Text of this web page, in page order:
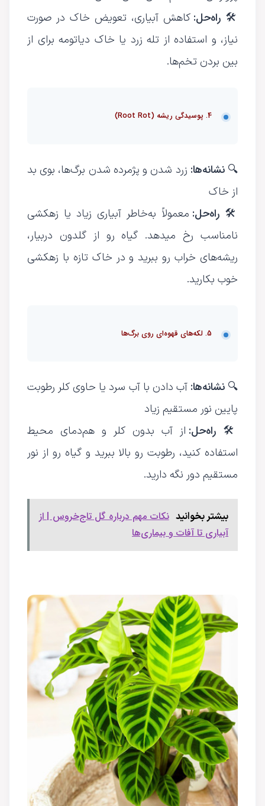
🛠 راه‌حل: کاهش آبیاری، تعویض خاک در صورت
نیاز، و استفاده از تله زرد یا خاک دیاتومه برای از
بین بردن تخم‌ها.
4. پوسیدگی ریشه (Root Rot)
🔍نشانه‌ها: زرد شدن و پژمرده شدن برگ‌ها، بوی بد
از خاک
🛠 راه‌حل: معمولاً به‌خاطر آبیاری زیاد یا زهکشی
نامناسب رخ میدهد. گیاه رو از گلدون دربیار،
ریشه‌های خراب رو ببرید و در خاک تازه با زهکشی
خوب بکارید.
5. لکه‌های قهوه‌ای روی برگ‌ها
🔍نشانه‌ها:آب دادن با آب سرد یا حاوی کلر رطوبت
پایین نور مستقیم زیاد
🛠 راه‌حل: از آب بدون کلر و هم‌دمای محیط
استفاده کنید، رطوبت رو بالا ببرید و گیاه رو از نور
مستقیم دور نگه دارید.
بیشتر بخوانید نکات مهم درباره گل تاج‌خروس | از
آبیاری تا آفات و بیماری‌ها